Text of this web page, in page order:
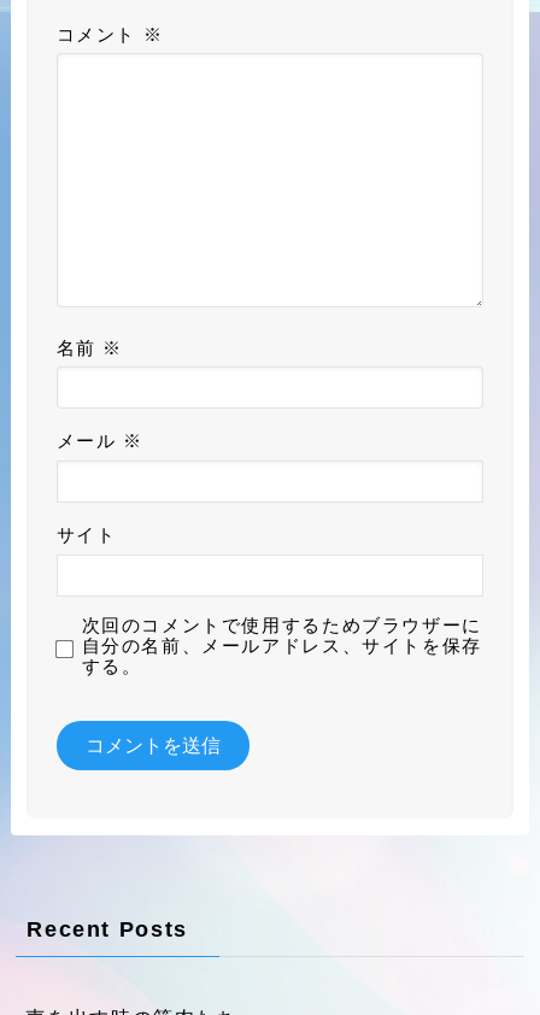
コメント ※
名前 ※
メール ※
サイト
次回のコメントで使用するためブラウザーに
自分の名前、メールアドレス、サイトを保存
する。
Recent Posts